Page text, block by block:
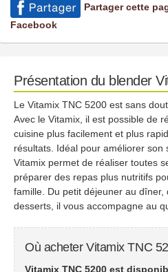
Partager cette
Facebook
Présentation du blender
Le Vitamix TNC 5200 est sans
Avec le Vitamix, il est possible de
cuisine plus facilement et plus
résultats. Idéal pour améliorer
Vitamix permet de réaliser toutes
préparer des repas plus nutritifs
famille. Du petit déjeuner au
desserts, il vous accompagne au
Où acheter Vitamix TNC
Vitamix TNC 5200 est